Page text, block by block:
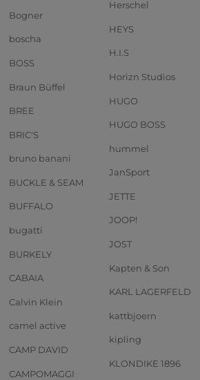
Bogner
boscha
BOSS
Braun Büffel
BREE
BRIC'S
bruno banani
BUCKLE & SEAM
BUFFALO
bugatti
BURKELY
CABAIA
Calvin Klein
camel active
CAMP DAVID
CAMPOMAGGI
Herschel
HEYS
H.I.S
Horizn Studios
HUGO
HUGO BOSS
hummel
JanSport
JETTE
JOOP!
JOST
Kapten & Son
KARL LAGERFELD
kattbjoern
kipling
KLONDIKE 1896